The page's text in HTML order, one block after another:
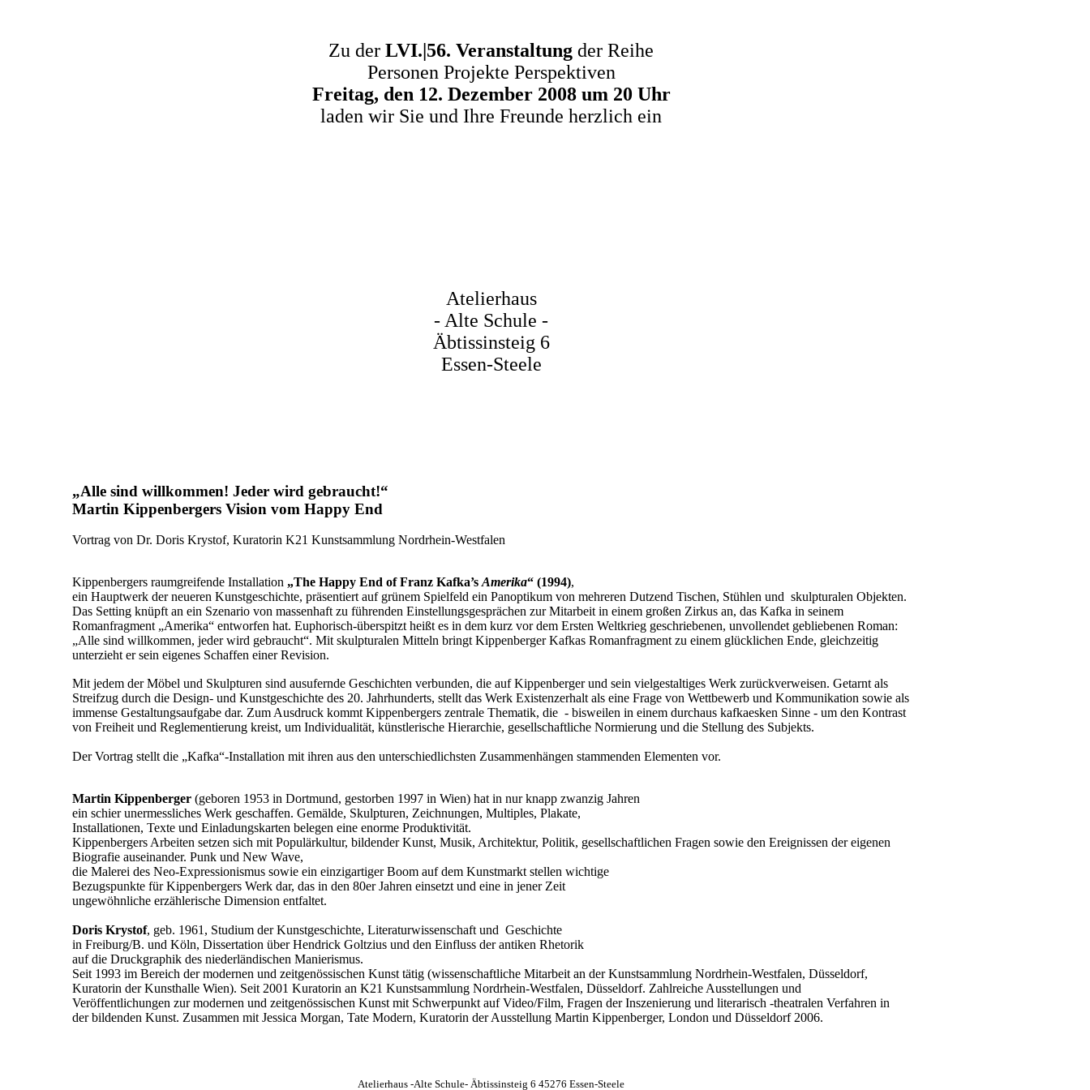
Zu der LVI.|56. Veranstaltung der Reihe
Personen Projekte Perspektiven
Freitag, den 12. Dezember 2008 um 20 Uhr
laden wir Sie und Ihre Freunde herzlich ein
Atelierhaus
- Alte Schule -
Äbtissinsteig 6
Essen-Steele
„Alle sind willkommen! Jeder wird gebraucht!“
Martin Kippenbergers Vision vom Happy End
Vortrag von Dr. Doris Krystof, Kuratorin K21 Kunstsammlung Nordrhein-Westfalen
Kippenbergers raumgreifende Installation „The Happy End of Franz Kafka’s Amerika“ (1994),
ein Hauptwerk der neueren Kunstgeschichte, präsentiert auf grünem Spielfeld ein Panoptikum von mehreren Dutzend Tischen, Stühlen und skulpturalen Objekten.
Das Setting knüpft an ein Szenario von massenhaft zu führenden Einstellungsgesprächen zur Mitarbeit in einem großen Zirkus an, das Kafka in seinem
Romanfragment „Amerika“ entworfen hat. Euphorisch-überspitzt heißt es in dem kurz vor dem Ersten Weltkrieg geschriebenen, unvollendet gebliebenen Roman:
„Alle sind willkommen, jeder wird gebraucht“. Mit skulpturalen Mitteln bringt KippenbergerKafkas Romanfragment zu einem glücklichen Ende, gleichzeitig
unterzieht er sein eigenes Schaffen einer Revision.
Mit jedem der Möbel und Skulpturen sind ausufernde Geschichten verbunden, die aufKippenbergerund sein vielgestaltiges Werk zurückverweisen. Getarnt als
Streifzug durch die Design- und Kunstgeschichte des 20. Jahrhunderts, stellt das Werk Existenzerhalt als eine Frage von Wettbewerb und Kommunikation sowie als
immense Gestaltungsaufgabe dar. Zum Ausdruck kommt Kippenbergers zentrale Thematik, die - bisweilen in einem durchaus kafkaesken Sinne - um den Kontrast
von Freiheit und Reglementierung kreist, um Individualität, künstlerische Hierarchie, gesellschaftliche Normierung und die Stellung des Subjekts.
Der Vortrag stellt die „Kafka“-Installation mit ihren aus den unterschiedlichsten Zusammenhängen stammenden Elementen vor.
Martin Kippenberger (geboren 1953 in Dortmund, gestorben 1997 in Wien) hat in nur knapp zwanzig Jahren
ein schier unermessliches Werk geschaffen. Gemälde, Skulpturen, Zeichnungen, Multiples, Plakate,
Installationen, Texte und Einladungskarten belegen eine enorme Produktivität.
Kippenbergers Arbeiten setzen sich mit Populärkultur, bildender Kunst, Musik, Architektur, Politik, gesellschaftlichen Fragen sowie den Ereignissen der eigenen
Biografie auseinander. Punk und New Wave,
die Malerei des Neo-Expressionismus sowie ein einzigartiger Boom auf dem Kunstmarkt stellen wichtige
Bezugspunkte fürKippenbergers Werk dar, das in den 80er Jahren einsetzt und eine in jener Zeit
ungewöhnliche erzählerische Dimension entfaltet.
Doris Krystof, geb. 1961, Studium der Kunstgeschichte, Literaturwissenschaft und Geschichte
in Freiburg/B. und Köln, Dissertation überHendrick Goltzius und den Einfluss der antiken Rhetorik
auf die Druckgraphik des niederländischen Manierismus.
Seit 1993 im Bereich der modernen und zeitgenössischen Kunst tätig (wissenschaftliche Mitarbeit an der Kunstsammlung Nordrhein-Westfalen, Düsseldorf,
Kuratorin der Kunsthalle Wien). Seit 2001 Kuratorin an K21 Kunstsammlung Nordrhein-Westfalen, Düsseldorf. Zahlreiche Ausstellungen und
Veröffentlichungen zur modernen und zeitgenössischen Kunst mit Schwerpunkt auf Video/Film, Fragen der Inszenierung und literarisch -theatralen Verfahren in
der bildenden Kunst. Zusammen mit Jessica Morgan, Tate Modern, Kuratorin der Ausstellung Martin Kippenberger, London und Düsseldorf 2006.
Atelierhaus -Alte Schule-Äbtissinsteig 6 45276Essen-Steele